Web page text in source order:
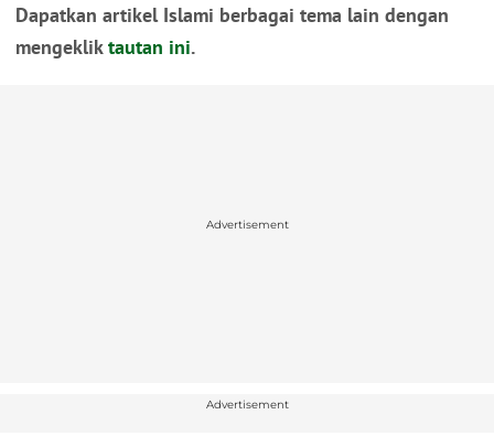
Dapatkan artikel Islami berbagai tema lain dengan
mengekliktautan ini.
Advertisement
Advertisement